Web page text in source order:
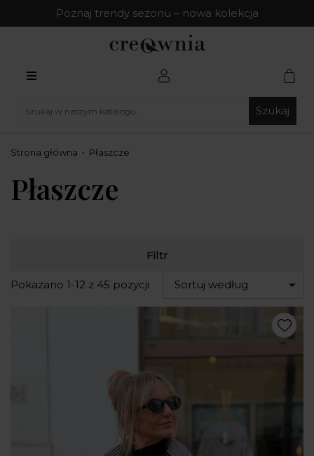
Poznaj trendy sezonu – nowa kolekcja
Szukaj
Strona główna Płaszcze
Płaszcze
Filtr
Pokazano 1-12 z 45 pozycji Sortuj według